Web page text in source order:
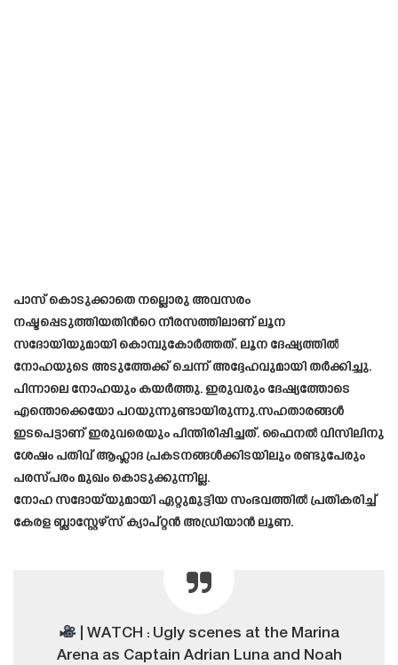
പാസ് കൊടുക്കാതെ നല്ലൊരു അവസരം
നഷ്ടപ്പെടുത്തിയതിന്‍റെ നീരസത്തിലാണ് ലൂന
സദോയിയുമായി കൊമ്പുകോർത്തത്. ലൂന ദേഷ്യത്തിൽ
നോഹയുടെ അടുത്തേക്ക് ചെന്ന് അദ്ദേഹവുമായി തർക്കിച്ചു.
പിന്നാലെ നോഹയും കയർത്തു. ഇരുവരും ദേഷ്യത്തോടെ
എന്തൊക്കെയോ പറയുന്നുണ്ടായിരുന്നു.സഹതാരങ്ങൾ
ഇടപെട്ടാണ് ഇരുവരെയും പിന്തിരിപ്പിച്ചത്. ഫൈനൽ വിസിലിനു
ശേഷം പതിവ് ആഹ്ലാദ പ്രകടനങ്ങൾക്കിടയിലും രണ്ടുപേരും
പരസ്പരം മുഖം കൊടുക്കുന്നില്ല.
നോഹ സദോയ്‌യുമായി ഏറ്റുമുട്ടിയ സംഭവത്തില്‍ പ്രതികരിച്ച്
കേരള ബ്ലാസ്റ്റേഴ്‌സ് ക്യാപ്റ്റന്‍ അഡ്രിയാന്‍ ലൂണ.
| WATCH : Ugly scenes at the Marina
Arena as Captain Adrian Luna and Noah